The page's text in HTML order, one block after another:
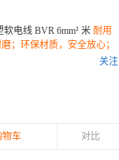
电线 BVR 6mm² 米 耐用
；环保材质，安全放心；
广泛；
关注
物车 对比